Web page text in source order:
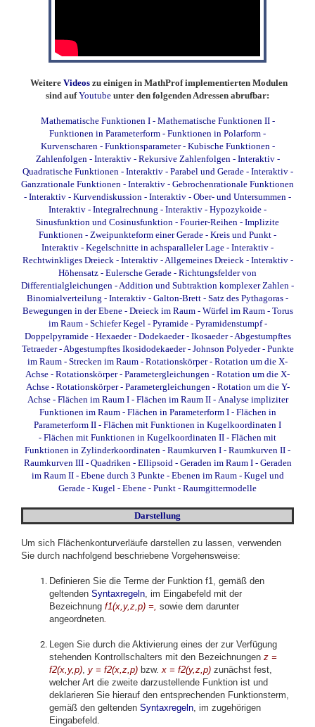
Weitere Videos zu einigen in MathProf implementierten Modulen
sind aufYoutube unter den folgenden Adressen abrufbar:
Mathematische Funktionen I- Mathematische Funktionen II-
Funktionen in Parameterform - Funktionen in Polarform -
Kurvenscharen - Funktionsparameter- Kubische Funktionen -
Zahlenfolgen - Interaktiv- Rekursive Zahlenfolgen - Interaktiv-
Quadratische Funktionen - Interaktiv- Parabel und Gerade - Interaktiv-
Ganzrationale Funktionen - Interaktiv - Gebrochenrationale Funktionen
- Interaktiv - Kurvendiskussion - Interaktiv - Ober- und Untersummen -
Interaktiv - Integralrechnung - Interaktiv - Hypozykoide -
Sinusfunktion und Cosinusfunktion - Fourier-Reihen - Implizite
Funktionen - Zweipunkteform einer Gerade - Kreis und Punkt -
Interaktiv - Kegelschnitte in achsparalleler Lage - Interaktiv -
Rechtwinkliges Dreieck - Interaktiv- Allgemeines Dreieck - Interaktiv-
Höhensatz - Eulersche Gerade - Richtungsfelder von
Differentialgleichungen - Addition und Subtraktion komplexer Zahlen -
Binomialverteilung - Interaktiv - Galton-Brett - Satz des Pythagoras -
Bewegungen in der Ebene- Dreieck im Raum- Würfel im Raum- Torus
im Raum- Schiefer Kegel - Pyramide- Pyramidenstumpf-
Doppelpyramide- Hexaeder- Dodekaeder- Ikosaeder- Abgestumpftes
Tetraeder- Abgestumpftes Ikosidodekaeder- Johnson Polyeder- Punkte
im Raum - Strecken im Raum - Rotationskörper - Rotation um die X-
Achse - Rotationskörper - Parametergleichungen - Rotation um die X-
Achse- Rotationskörper - Parametergleichungen - Rotation um die Y-
Achse- Flächen im Raum I- Flächen im Raum II- Analyse impliziter
Funktionen im Raum- Flächen in Parameterform I- Flächen in
Parameterform II - Flächen mit Funktionen in Kugelkoordinaten I
- Flächen mit Funktionen in Kugelkoordinaten II - Flächen mit
Funktionen in Zylinderkoordinaten - Raumkurven I - Raumkurven II -
Raumkurven III- Quadriken - Ellipsoid - Geraden im Raum I- Geraden
im Raum II- Ebene durch 3 Punkte- Ebenen im Raum- Kugel und
Gerade - Kugel - Ebene - Punkt - Raumgittermodelle
Darstellung
Um sich Flächenkonturverläufe darstellen zu lassen, verwenden
Sie durch nachfolgend beschriebene Vorgehensweise:
Definieren Sie die Terme der Funktion f1, gemäß den
geltenden Syntaxregeln , im Eingabefeld mit der
Bezeichnung f1(x,y,z,p) =, sowie dem darunter
angeordneten
Legen Sie durch die Aktivierung eines der zur Verfügung
stehenden Kontrollschalters mit den Bezeichnungen z =
f2(x,y,p) y = f2(x,z,p) bzw. x = f2(y,z,p) zunächst fest,
welcher Art die zweite darzustellende Funktion ist und
deklarieren Sie hierauf den entsprechenden Funktionsterm,
gemäß den geltenden Syntaxregeln , im zugehörigen
Eingabefeld.